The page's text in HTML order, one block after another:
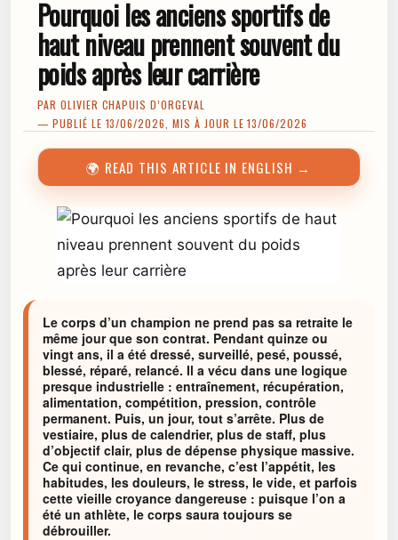
Pourquoi les anciens sportifs de
haut niveau prennent souvent du
poids après leur carrière
PAR OLIVIER CHAPUIS D’ORGEVAL
— PUBLIÉ LE 13/06/2026, MIS À JOUR LE 13/06/2026
🌍 READ THIS ARTICLE IN ENGLISH →
Le corps d’un champion ne prend pas sa retraite le
même jour que son contrat. Pendant quinze ou
vingt ans, il a été dressé, surveillé, pesé, poussé,
blessé, réparé, relancé. Il a vécu dans une logique
presque industrielle : entraînement, récupération,
alimentation, compétition, pression, contrôle
permanent. Puis, un jour, tout s’arrête. Plus de
vestiaire, plus de calendrier, plus de staff, plus
d’objectif clair, plus de dépense physique massive.
Ce qui continue, en revanche, c’est l’appétit, les
habitudes, les douleurs, le stress, le vide, et parfois
cette vieille croyance dangereuse : puisque l’on a
été un athlète, le corps saura toujours se
débrouiller.